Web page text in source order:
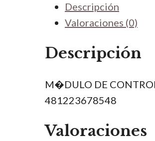
(CB)
cantidad
Descripción
Valoraciones (0)
Descripción
M�DULO DE
481223678548
Valoraciones